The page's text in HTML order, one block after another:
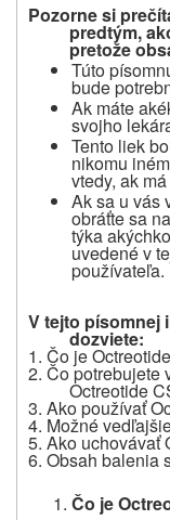
Pozorne si
predtým,
pretože
Túto
bude
Ak máte
svojho
Tento liek
nikomu
vtedy, ak
Ak sa u vás
obráťte sa
týka
uvedené v
používateľa.
V tejto písomnej
dozviete:
1. Čo je
2. Čo potrebujete
Octreotide
3. Ako používať
4. Možné
5. Ako uchovávať
6. Obsah balenia
Čo je